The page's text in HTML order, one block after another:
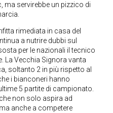
ma servirebbe un pizzico di
rimediata in casa del
a nutrire dubbi sul
per le nazionali il tecnico
La Vecchia Signora vanta
soltanto 2 in più rispetto al
i bianconeri hanno
5 partite di campionato.
non solo aspira ad
anche a competere